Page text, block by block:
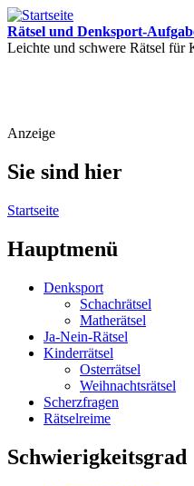
Rätsel und Denksport-
Leichte und schwere Rätsel für
Anzeige
Sie sind hier
Startseite
Hauptmenü
Denksport
Schachrätsel
Matherätsel
Ja-Nein-Rätsel
Kinderrätsel
Osterrätsel
Weihnachtsrätsel
Scherzfragen
Rätselreime
Schwierigkeitsgrad